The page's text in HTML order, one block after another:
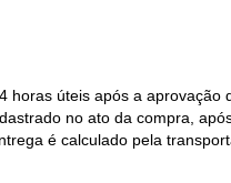
horas úteis após a
no ato da compra,
é calculado pela